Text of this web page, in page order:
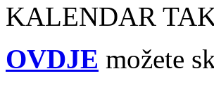
KALENDAR
OVDJE možete